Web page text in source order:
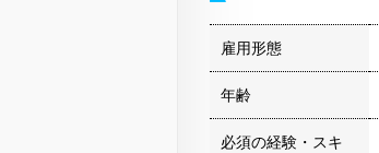
雇用形態
年齢
必須の経験・スキ